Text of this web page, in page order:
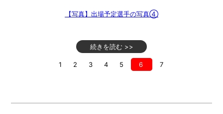
【写真】出場予定選手の写真④
続きを読む >>
1 2 3 4 5 6 7